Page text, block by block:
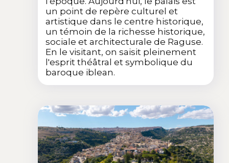
un point de repère culturel et
artistique dans le centre historique,
un témoin de la richesse historique,
sociale et architecturale de Raguse.
En le visitant, on saisit pleinement
l'esprit théâtral et symbolique du
baroque iblean.